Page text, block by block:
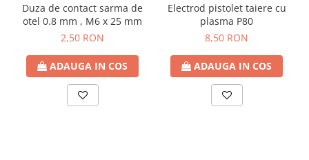
Duza de contact sarma de
otel 0.8 mm , M6 x 25 mm
2,50 RON
ADAUGA IN COS
Electrod pistolet taiere cu
plasma P80
8,50 RON
ADAUGA IN COS